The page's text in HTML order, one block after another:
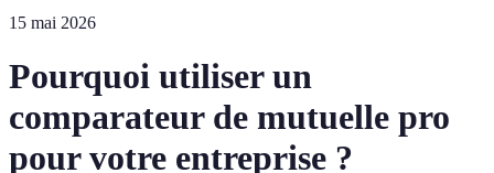
15 mai 2026
Pourquoi utiliser un
comparateur de mutuelle pro
pour votre entreprise ?